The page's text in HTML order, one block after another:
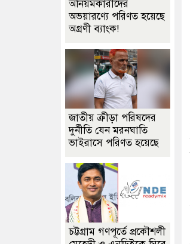
অনিয়মকারীদের
অভয়ারণ্যে পরিণত হয়েছে
অগ্রণী ব্যাংক!
জাতীয় ক্রীড়া পরিষদের
দুর্নীতি যেন মরনঘাতি
ভাইরাসে পরিণত হয়েছে
চট্টগ্রাম গণপূর্তে প্রকৌশলী